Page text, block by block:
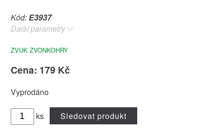
Kód:E3937
Další parametry
ZVUK ZVONKOHRY
Cena: 179 Kč
Vyprodáno
ks Sledovat produkt